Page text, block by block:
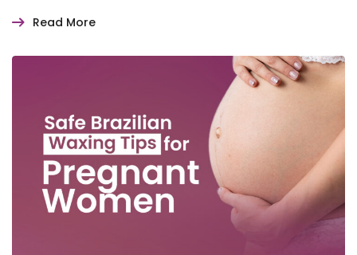
Read More